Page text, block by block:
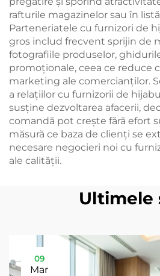
rafturile magazinelor sau în
Parteneriatele cu furnizori de
gros includ frecvent sprijin de
fotografiile produselor,
promoționale, ceea ce reduce
marketing ale comercianților.
a relațiilor cu furnizorii de
susține dezvoltarea afacerii,
comandă pot crește fără efort
măsură ce baza de clienți se
necesare negocieri noi cu
ale calității.
Ultimele
09
Mar